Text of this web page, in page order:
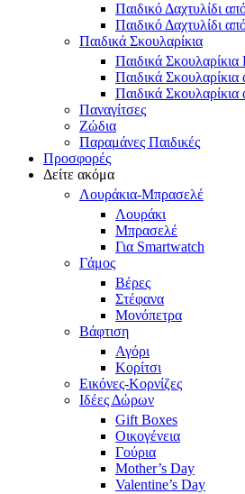
Παιδικό Δαχτυλίδι
Παιδικό Δαχτυλίδι
Παιδικά Σκουλαρίκια
Παιδικά Σκουλαρίκια
Παιδικά
Παιδικά
Παναγίτσες
Ζώδια
Παραμάνες Παιδικές
Προσφορές
Δείτε ακόμα
Λουράκια-Μπρασελέ
Λουράκι
Μπρασελέ
Για Smartwatch
Γάμος
Βέρες
Στέφανα
Μονόπετρα
Βάφτιση
Αγόρι
Κορίτσι
Εικόνες-Κορνίζες
Ιδέες Δώρων
Gift Boxes
Οικογένεια
Γούρια
Mother’s Day
Valentine’s Day